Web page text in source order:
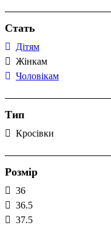
Стать
Дітям
Жінкам
Чоловікам
Тип
Кросівки
Розмір
36
36.5
37.5